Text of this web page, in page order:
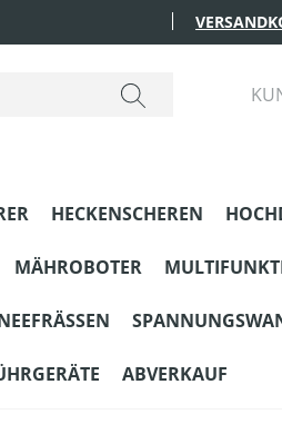
HECKENSCHEREN
MÄHROBOTER
ABVERKAUF